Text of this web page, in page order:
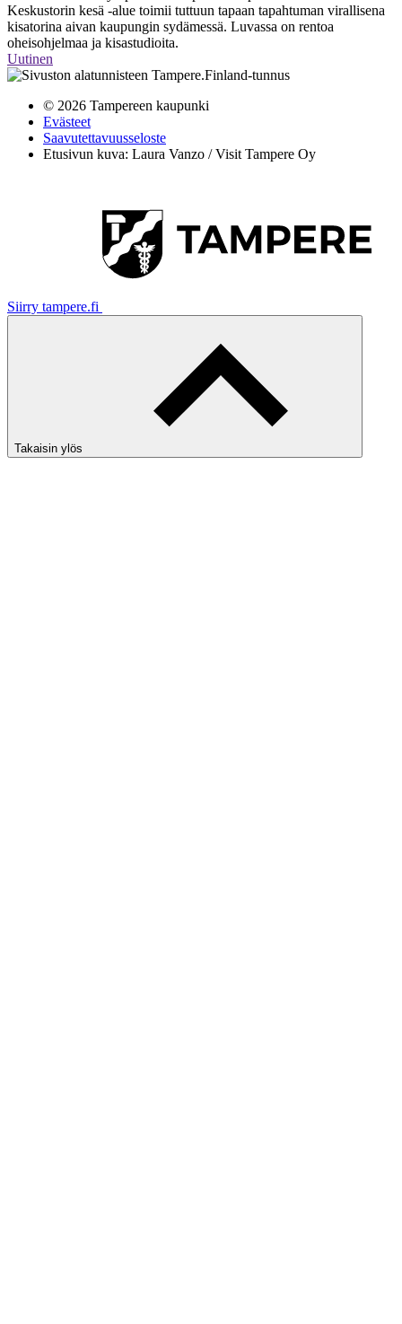
Keskustorin kesä -alue toimii tuttuun tapaan tapahtuman virallisena
kisatorina aivan kaupungin sydämessä. Luvassa on rentoa
oheisohjelmaa ja kisastudioita.
Uutinen
© 2026 Tampereen kaupunki
Evästeet
Saavutettavuusseloste
Etusivun kuva: Laura Vanzo / Visit Tampere Oy
Siirry tampere.fi
Takaisin ylös